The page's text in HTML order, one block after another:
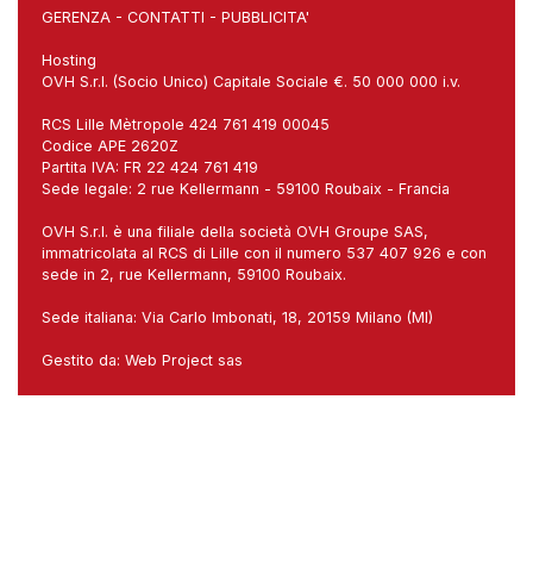
GERENZA - CONTATTI - PUBBLICITA'
Hosting
OVH S.r.l. (Socio Unico) Capitale Sociale €. 50 000 000 i.v.
RCS Lille Mètropole 424 761 419 00045
Codice APE 2620Z
Partita IVA: FR 22 424 761 419
Sede legale: 2 rue Kellermann - 59100 Roubaix - Francia
OVH S.r.l. è una filiale della società OVH Groupe SAS,
immatricolata al RCS di Lille con il numero 537 407 926 e con
sede in 2, rue Kellermann, 59100 Roubaix.
Sede italiana: Via Carlo Imbonati, 18, 20159 Milano (MI)
Gestito da: Web Project sas